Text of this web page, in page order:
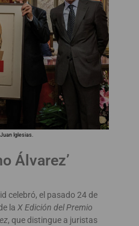
Iglesias.
Álvarez’
celebró, el pasado 24 de
la X Edición del Premio
, que distingue a juristas